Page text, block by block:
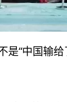
是“中国输